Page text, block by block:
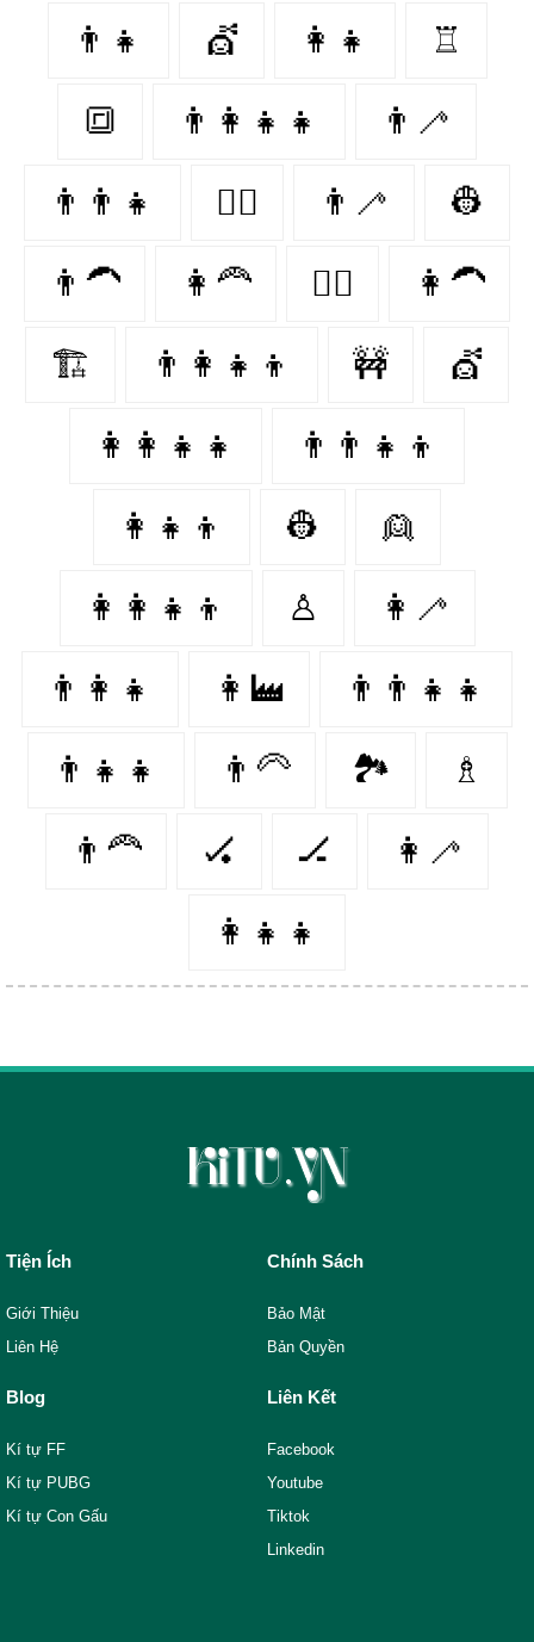
👨‍👧 💇‍ 👩‍👧 ♖
🔳 👨‍👩‍👧‍👧 👨‍🦯
👨‍👨‍👧 👩‍✈️ 👨‍🦯‍ 👷
👨‍🦱 👩‍🦰 👨‍✈️ 👩‍🦱
🏗 👨‍👩‍👧‍👦 🚧 💇
👩‍👩‍👧‍👧 👨‍👨‍👧‍👦
👩‍👧‍👦 👷‍ 👱‍
👩‍👩‍👧‍👦 ♙ 👩‍🦯
👨‍👩‍👧 👩‍🏭 👨‍👨‍👧‍👧
👨‍👧‍👧 👨‍🦳 🏞 ♗
👨‍🦰 🏑 🏒 👩‍🦯️
👩‍👧‍👧
Tiện Ích
Giới Thiệu
Liên Hệ
Chính Sách
Bảo Mật
Bản Quyền
Blog
Kí tự FF
Kí tự PUBG
Kí tự Con Gấu
Liên Kết
Facebook
Youtube
Tiktok
Linkedin